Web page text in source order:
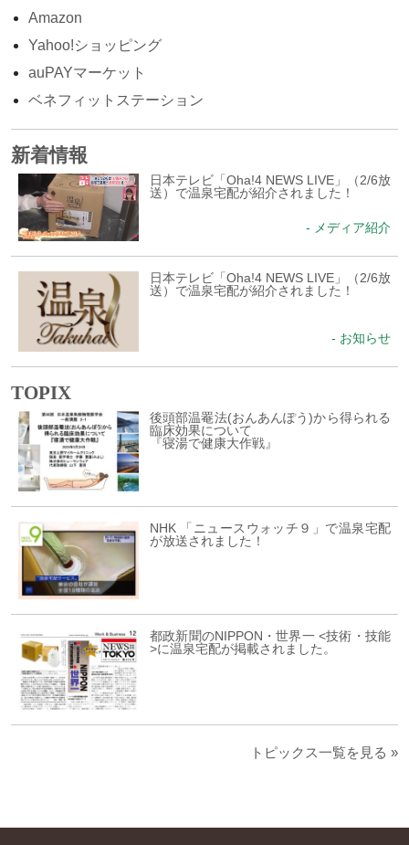
Amazon
Yahoo!ショッピング
auPAYマーケット
ベネフィットステーション
新着情報
日本テレビ「Oha!4 NEWS LIVE」（2/6放
送）で温泉宅配が紹介されました！
- メディア紹介
日本テレビ「Oha!4 NEWS LIVE」（2/6放
送）で温泉宅配が紹介されました！
- お知らせ
TOPIX
後頭部温罨法(おんあんぽう)から得られる
臨床効果について
『寝湯で健康大作戦』
NHK 「ニュースウォッチ９」で温泉宅配
が放送されました！
都政新聞のNIPPON・世界一 <技術・技能
>に温泉宅配が掲載されました。
トピックス一覧を見る »